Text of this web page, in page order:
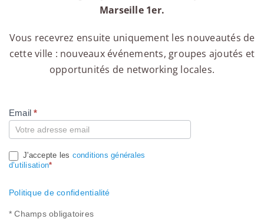
Marseille 1er.
Vous recevrez ensuite uniquement les nouveautés de
cette ville : nouveaux événements, groupes ajoutés et
opportunités de networking locales.
Compte
Email*
J'accepte les conditions générales
d’utilisation*
Politique de confidentialité
* Champs obligatoires